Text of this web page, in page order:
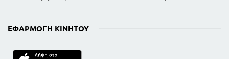
ΕΦΑΡΜΟΓΉ ΚΙΝΗΤΟΎ